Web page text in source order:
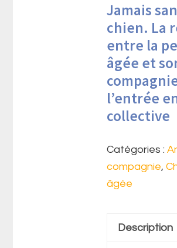
Jamais
chien. La
entre la
âgée et
l’entrée
collective
Catégories :
compagnie,
âgée
Description